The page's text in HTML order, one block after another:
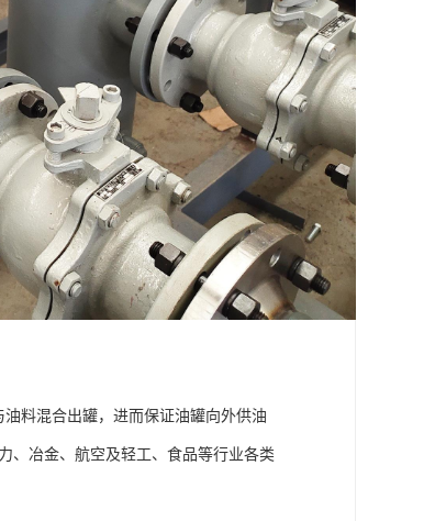
料混合出罐，进而保证油罐向外供油
、冶金、航空及轻工、食品等行业各类